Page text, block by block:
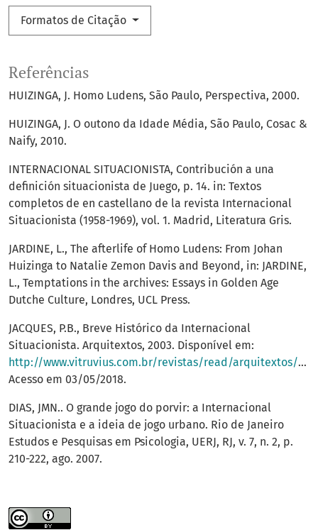
Formatos de Citação
Referências
HUIZINGA, J. Homo Ludens, São Paulo, Perspectiva, 2000.
HUIZINGA, J. O outono da Idade Média, São Paulo, Cosac &
Naify, 2010.
INTERNACIONAL SITUACIONISTA, Contribución a una
definición situacionista de Juego, p. 14. in: Textos
completos de en castellano de la revista Internacional
Situacionista (1958-1969), vol. 1. Madrid, Literatura Gris.
JARDINE, L., The afterlife of Homo Ludens: From Johan
Huizinga to Natalie Zemon Davis and Beyond, in: JARDINE,
L., Temptations in the archives: Essays in Golden Age
Dutche Culture, Londres, UCL Press.
JACQUES, P.B., Breve Histórico da Internacional
Situacionista. Arquitextos, 2003. Disponível em:
http://www.vitruvius.com.br/revistas/read/arquitextos/03.035/696
Acesso em 03/05/2018.
DIAS, JMN.. O grande jogo do porvir: a Internacional
Situacionista e a ideia de jogo urbano. Rio de Janeiro
Estudos e Pesquisas em Psicologia, UERJ, RJ, v. 7, n. 2, p.
210-222, ago. 2007.